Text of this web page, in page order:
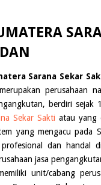
Sarana Sekar
merupakan perusahaan
berdiri sejak
Sekar Sakti atau yang
yang mengacu pada
dan handal
jasa
unit/cabang